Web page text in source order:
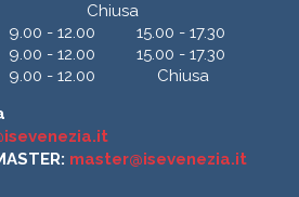
Chiusa
9.00 - 12.00
15.00 - 17.30
9.00 - 12.00
15.00 - 17.30
9.00 - 12.00
Chiusa
master@isevenezia.it